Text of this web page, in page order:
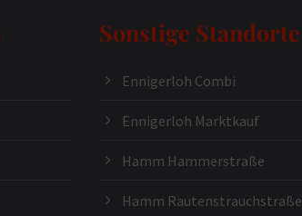
Sonstige Standorte
Ennigerloh Combi
Ennigerloh Marktkauf
Hamm Hammerstraße
Hamm Rautenstrauchstraße